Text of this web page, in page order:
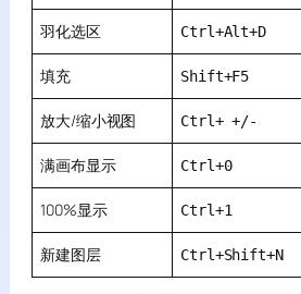
羽化选区 Ctrl+Alt+D
填充 Shift+F5
放大/缩小视图 Ctrl+ +/-
满画布显示 Ctrl+0
100%显示 Ctrl+1
新建图层 Ctrl+Shift+N